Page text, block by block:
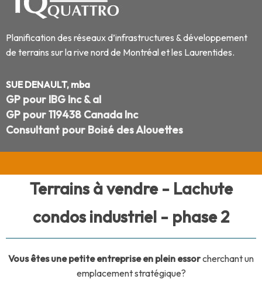
Planification des réseaux d’infrastructures & développement
de terrains sur la rive nord de Montréal et les Laurentides.
SUE DENAULT, mba
GP pour IBG Inc & al
GP pour 119438 Canada Inc
Consultant pour Boisé des Alouettes
Terrains à vendre - Lachute
condos industriel - phase 2
Vous êtes une petite entreprise en plein essorcherchant un
emplacement stratégique?